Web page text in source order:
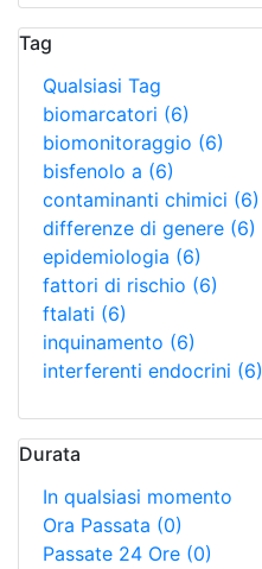
Tag
Qualsiasi Tag
biomarcatori (6)
biomonitoraggio (6)
bisfenolo a (6)
contaminanti chimici (6)
differenze di genere (6)
epidemiologia (6)
fattori di rischio (6)
ftalati (6)
inquinamento (6)
interferenti endocrini (6)
Durata
In qualsiasi momento
Ora Passata (0)
Passate 24 Ore (0)